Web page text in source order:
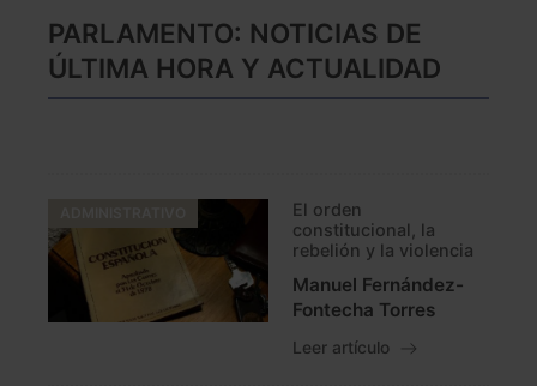
PARLAMENTO: NOTICIAS DE
ÚLTIMA HORA Y ACTUALIDAD
El orden
constitucional, la
rebelión y la violencia
Manuel Fernández-
Fontecha Torres
Leer artículo